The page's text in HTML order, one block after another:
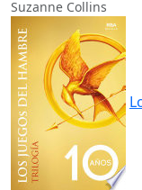
Suzanne Collins